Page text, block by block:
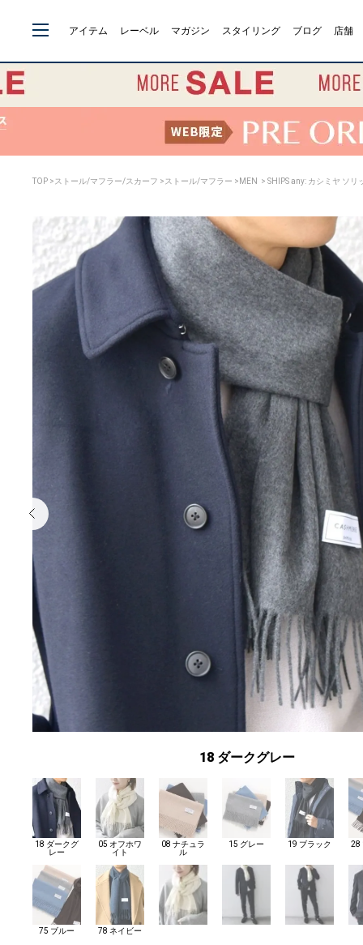
アイテム レーベル マガジン スタイリング ブログ 店舗
TOP > ストール/マフラー/スカーフ > ストール/マフラー > MEN > SHIPS any: カシミヤ ソリ
18 ダークグレー
18 ダークグ
レー
05 オフホワ
イト
08 ナチュラ
ル
15 グレー 19 ブラック 28
75 ブルー 78 ネイビー